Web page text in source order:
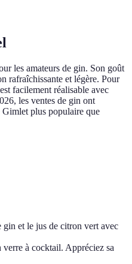
les amateurs de gin. Son goût
rafraîchissante et légère. Pour
facilement réalisable avec
les ventes de gin ont
Gimlet plus populaire que
gin et le jus de citron vert avec
à cocktail. Appréciez sa